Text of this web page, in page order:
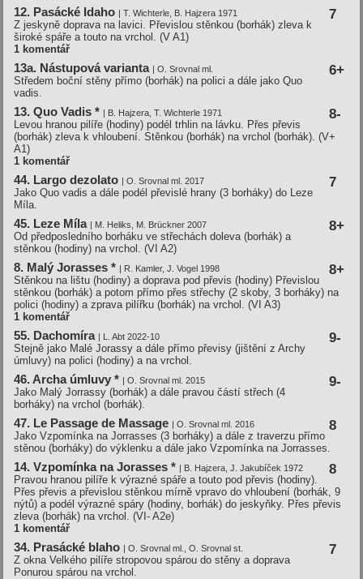
12. Pasácké Idaho | T. Wichterle, B. Hajzera 1971 7
Z jeskyně doprava na lavici. Převislou stěnkou (borhák) zleva k
široké spáře a touto na vrchol.
(V A1)
1 komentář
13a. Nástupová varianta | O. Srovnal ml. 6+
Středem boční stěny přímo (borhák) na polici a dále jako Quo
vadis.
13. Quo Vadis * | B. Hajzera, T. Wichterle 1971 8-
Levou hranou pilíře (hodiny) podél trhlin na lávku. Přes převis
(borhák) zleva k vhloubení. Stěnkou (borhák) na vrchol (borhák). (V+
A1)
1 komentář
44. Largo dezolato | O. Srovnal ml. 2017 7
Jako Quo vadis a dále podél převislé hrany (3 borháky) do Leze
Míla.
45. Leze Mí­la | M. Heliks, M. Brückner 2007 8+
Od předposledního borháku ve střechách doleva (borhák) a
stěnkou (hodiny) na vrchol.
(VI A2)
8. Malý Jorasses * | R. Kamler, J. Vogel 1998 8+
Stěnkou na lištu (hodiny) a doprava pod převis (hodiny) Převislou
stěnkou (borhák) a potom přímo přes střechy (2 skoby, 3 borháky) na
polici (hodiny) a zprava pilířku (borhák) na vrchol.
(VI A3)
1 komentář
55. Dachomíra | L. Abt 2022-10 9-
Stejně jako Malé Jorassy a dále přímo převisy (jištění z Archy
úmluvy) na polici (hodiny) a na vrchol.
46. Archa úmluvy * | O. Srovnal ml. 2015 9-
Jako Malý Jorrassy (borhák) a dále pravou částí střech (4
borháky) na vrchol (borhák).
47. Le Passage de Massage | O. Srovnal ml. 2016 8
Jako Vzpomínka na Jorrasses (3 borháky) a dále z traverzu přímo
stěnou (borháky) do výklenku a dále jako Vzpomínka na Jorrasses.
14. Vzpomí­nka na Jorasses * | B. Hajzera, J. Jakubí­ček 1972 8
Pravou hranou pilíře k výrazné spáře a touto pod převis (hodiny).
Přes převis a převislou stěnkou mírně vpravo do vhloubení (borhák, 9
nýtů) a podél výrazné spáry (hodiny, borhák) do jeskyňky. Přes převis
zleva (borhák) na vrchol.
(VI- A2e)
1 komentář
34. Prasácké blaho | O. Srovnal ml., O. Srovnal st. 7
Z okna Velkého pilíře stropovou spárou do stěny a doprava
Ponurou spárou na vrchol.